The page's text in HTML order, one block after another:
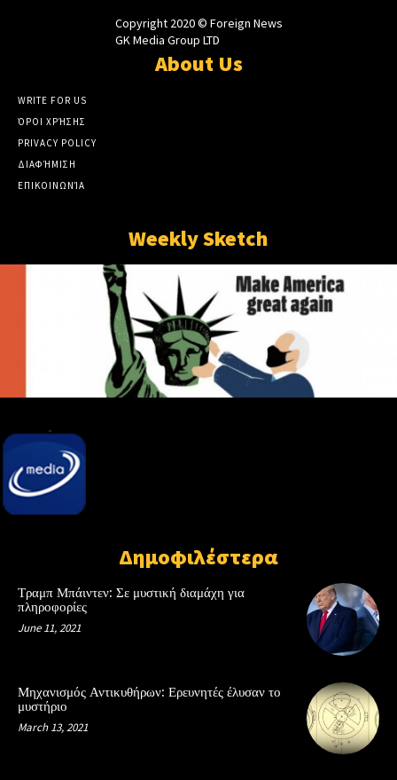
Copyright 2020 © Foreign News
GK Media Group LTD
About Us
WRITE FOR US
ΌΡΟΙ ΧΡΉΣΗΣ
PRIVACY POLICY
ΔΙΑΦΉΜΙΣΗ
ΕΠΙΚΟΙΝΩΝΊΑ
Weekly Sketch
Δημοφιλέστερα
Τραμπ Μπάιντεν: Σε μυστική διαμάχη για
πληροφορίες
June 11, 2021
Μηχανισμός Αντικυθήρων: Ερευνητές έλυσαν το
μυστήριο
March 13, 2021